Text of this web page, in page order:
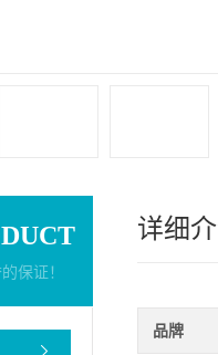
保证！
详细
品牌